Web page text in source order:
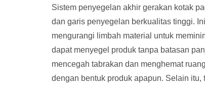
Sistem penyegelan akhir gerakan kotak
dan garis penyegelan berkualitas tinggi.
mengurangi limbah material untuk
dapat menyegel produk tanpa batasan
mencegah tabrakan dan menghemat
dengan bentuk produk apapun. Selain